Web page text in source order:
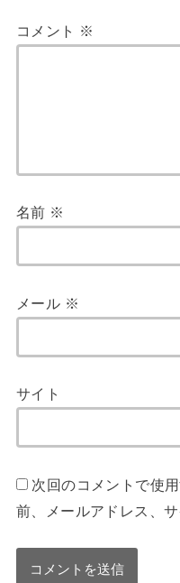
コメント ※
名前 ※
メール ※
サイト
次回のコメントで使
前、メールアドレス、サ